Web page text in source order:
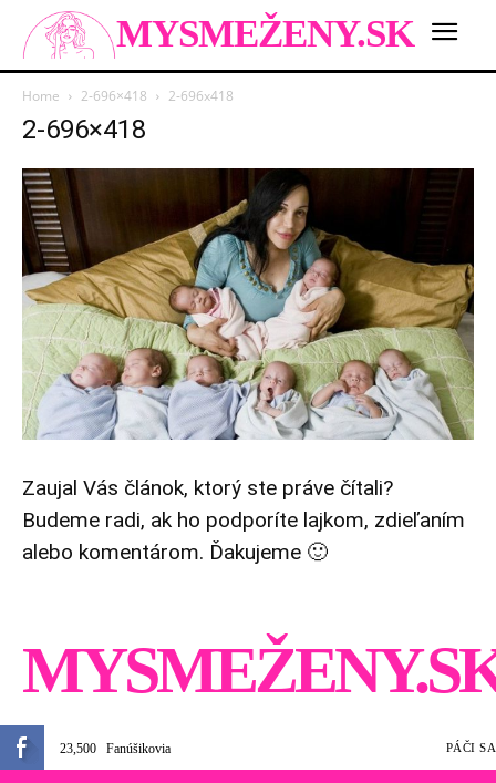
MYSMEŽENY.SK
Home 2-696×418 2-696x418
2-696×418
Zaujal Vás článok, ktorý ste práve čítali?
Budeme radi, ak ho podporíte lajkom, zdieľaním
alebo komentárom. Ďakujeme 🙂
23,500 Fanúšikovia PÁČI SA